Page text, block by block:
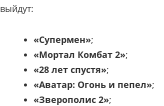
выйдут:
«Супермен»;
«Мортал Комбат 2»;
«28 лет спустя»;
«Аватар: Огонь и пепел»;
«Зверополис 2»;